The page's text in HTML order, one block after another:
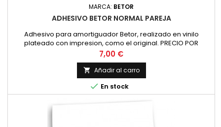
MARCA: BETOR
ADHESIVO BETOR NORMAL PAREJA
Adhesivo para amortiguador Betor, realizado en vinilo
plateado con impresion, como el original. PRECIO POR
PAREJA
Precio
7,00 €
 Añadir al carro
 En stock